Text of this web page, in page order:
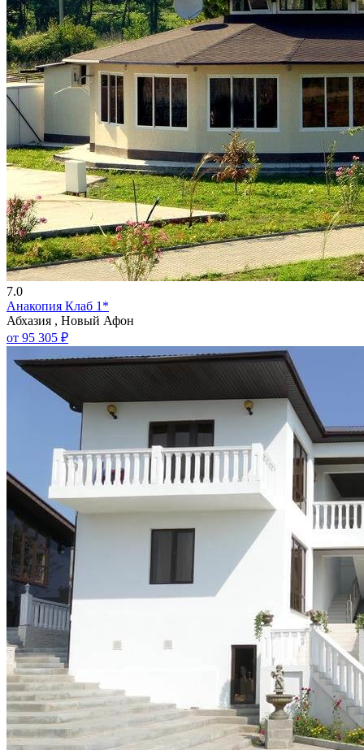
7.0
Анакопия Клаб 1*
Абхазия , Новый Афон
от 95 305 ₽